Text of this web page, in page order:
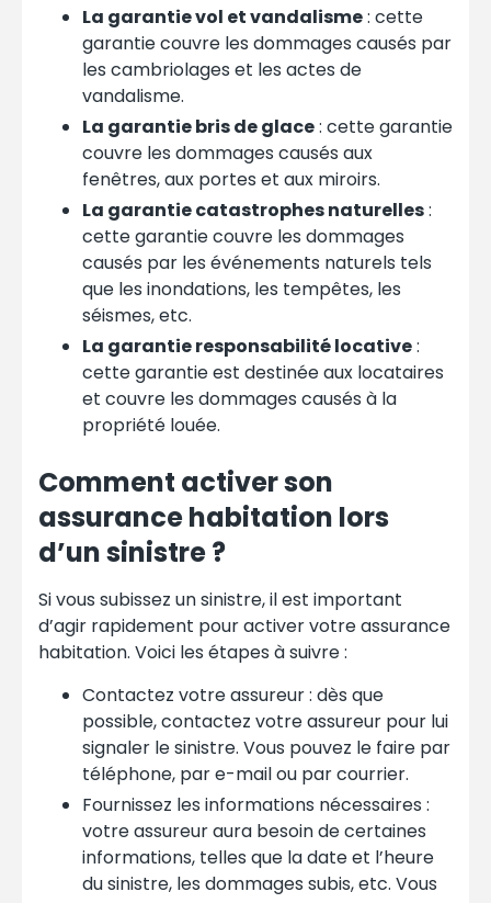
La garantie vol et vandalisme: cette
garantie couvre les dommages causés par
les cambriolages et les actes de
vandalisme.
La garantie bris de glace: cette garantie
couvre les dommages causés aux
fenêtres, aux portes et aux miroirs.
La garantie catastrophes naturelles:
cette garantie couvre les dommages
causés par les événements naturels tels
que les inondations, les tempêtes, les
séismes, etc.
La garantie responsabilité locative:
cette garantie est destinée aux locataires
et couvre les dommages causés à la
propriété louée.
Comment activer son
assurance habitation lors
d’un sinistre ?
Si vous subissez un sinistre, il est important
d’agir rapidement pour activer votre assurance
habitation. Voici les étapes à suivre :
Contactez votre assureur : dès que
possible, contactez votre assureur pour lui
signaler le sinistre. Vous pouvez le faire par
téléphone, par e-mail ou par courrier.
Fournissez les informations nécessaires :
votre assureur aura besoin de certaines
informations, telles que la date et l’heure
du sinistre, les dommages subis, etc. Vous